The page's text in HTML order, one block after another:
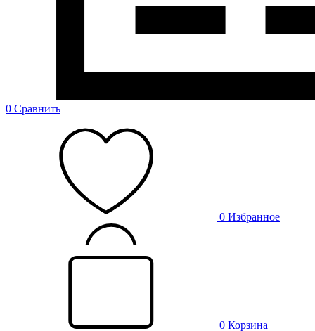
0 Сравнить
0 Избранное
0 Корзина